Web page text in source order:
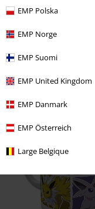
EMP Polska
EMP Norge
EMP Suomi
EMP United Kingdom
EMP Danmark
EMP Österreich
Large Belgique
19,99 €